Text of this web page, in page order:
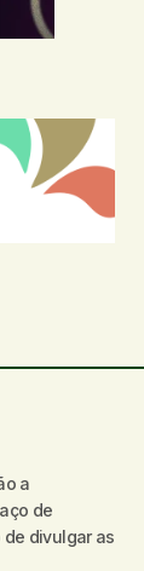
a
de
divulgar as